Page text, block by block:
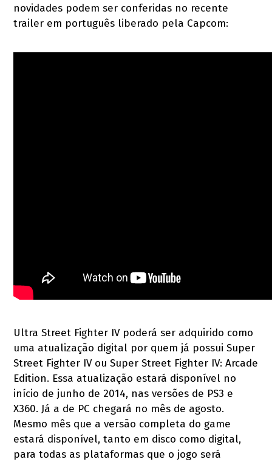
novidades podem ser conferidas no recente
trailer em português liberado pela Capcom:
Ultra Street Fighter IV poderá ser adquirido como
uma atualização digital por quem já possui Super
Street Fighter IV ou Super Street Fighter IV: Arcade
Edition. Essa atualização estará disponível no
início de junho de 2014, nas versões de PS3 e
X360. Já a de PC chegará no mês de agosto.
Mesmo mês que a versão completa do game
estará disponível, tanto em disco como digital,
para todas as plataformas que o jogo será